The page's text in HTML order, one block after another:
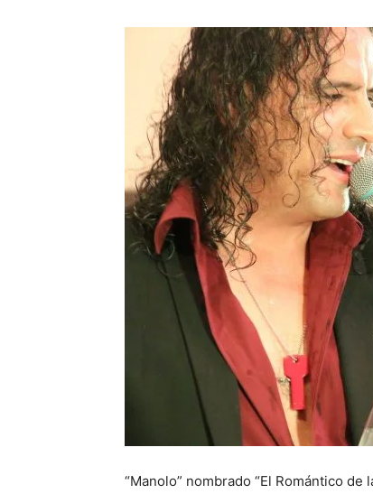
“Manolo” nombrado “El Romántico